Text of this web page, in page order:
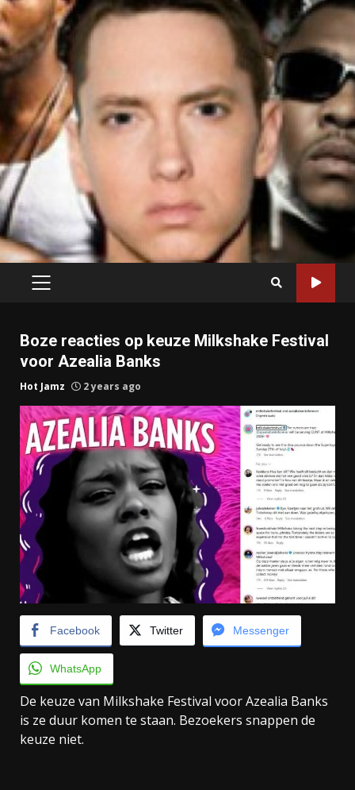
PRIMARY
Boze reacties op keuze Milkshake Festival
voor Azealia Banks
Hot Jamz 2 years ago
Facebook Twitter Messenger
WhatsApp
De keuze van Milkshake Festival voor Azealia Banks
is ze duur komen te staan. Bezoekers snappen de
keuze niet.